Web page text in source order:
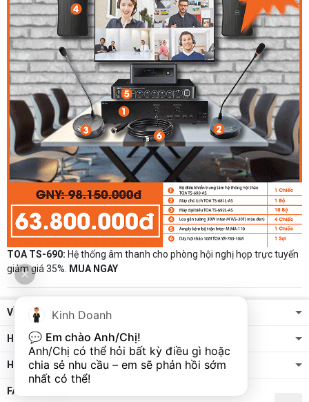
TOA TS-690: Hệ thống âm thanh cho phòng hội nghị họp trực tuyến
giảm giá 35%.
MUA NGAY
VỀ CHÚNG TÔI
HỖ TRỢ KHÁCH HÀNG
HỖ TRỢ KỸ THUẬT
FANPAGE
Kinh Doanh
💬 Em chào Anh/Chị!
Anh/Chị có thể hỏi bất kỳ điều gì hoặc
chia sẻ nhu cầu – em sẽ phản hồi sớm
nhất có thể!